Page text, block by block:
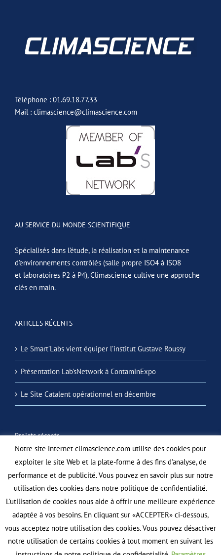
Téléphone : 01.69.18.77.33
Mail : climascience@climascience.com
AU SERVICE DU MONDE SCIENTIFIQUE
Spécialisés dans l’étude, la réalisation et la maintenance
d’environnements contrôlés (salle propre ISO4 à ISO8
et laboratoires P2 à P4), Climascience cultive une approche
clés en main.
ARTICLES RÉCENTS
Le Smart’Labs vient équiper l’institut Gustave Roussy
Présentation Lab’sNetwork à ContaminExpo
Le Site Catalent opérationnel en décembre
Projets récents
Notre site internet climascience.com utilise des cookies pour
exploiter le site Web et la plate-forme à des fins d'analyse, de
performance et de publicité. Vous pouvez en savoir plus sur notre
utilisation des cookies dans notre politique de confidentialité.
L'utilisation de cookies nous aide à offrir une meilleure expérience
adaptée à vos besoins. En cliquant sur «ACCEPTER» ci-dessous,
vous acceptez notre utilisation des cookies. Vous pouvez désactiver
notre utilisation de certains cookies à tout moment en suivant les